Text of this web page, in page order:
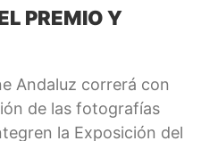
PREMIO Y
Andaluz correrá con
de las fotografías
la Exposición del